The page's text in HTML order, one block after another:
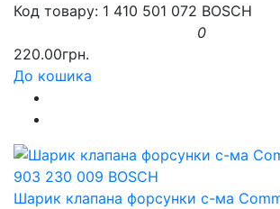
Код товару: 1 410 501 072 BOSCH
0
220.00грн.
До кошика
Шарик клапана форсунки с-ма